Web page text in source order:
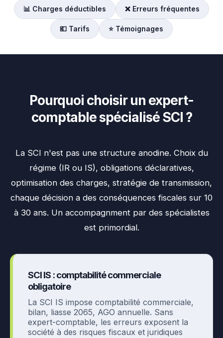
📊 Charges déductibles ❌ Erreurs fréquentes
💶 Tarifs ⭐ Témoignages
Pourquoi choisir un expert-
comptable spécialisé SCI ?
La SCI n'est pas une structure anodine. Choix du
régime (IR ou IS), obligations déclaratives,
optimisation des charges, stratégie de transmission,
chaque décision a des conséquences fiscales sur 10
à 30 ans. Un accompagnment par des spécialistes
est primordial.
SCI IS : comptabilité commerciale
obligatoire
La SCI IS impose comptabilité commerciale,
bilan, liasse 2065, AGO annuelle. Sans
expert-comptable, les erreurs exposent la
société à des risques fiscaux et juridiques